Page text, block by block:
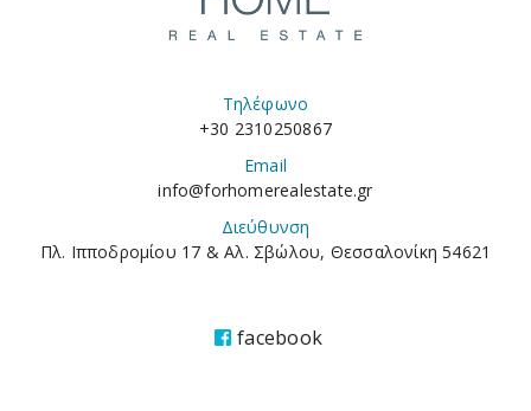
Τηλέφωνο
+30 2310250867
Email
info@forhomerealestate.gr
Διεύθυνση
Πλ. Ιπποδρομίου 17 & Αλ. Σβώλου, Θεσσαλονίκη 54621
facebook